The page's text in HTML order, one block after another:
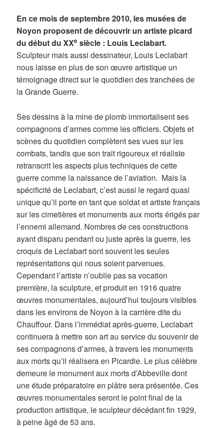
En ce mois de septembre 2010, les musées de
Noyon proposent de découvrir un artiste picard
du début du XXe siècle : Louis Leclabart.
Sculpteur mais aussi dessinateur, Louis Leclabart
nous laisse en plus de son œuvre artistique un
témoignage direct sur le quotidien des tranchées de
la Grande Guerre.
Ses dessins à la mine de plomb immortalisent ses
compagnons d’armes comme les officiers. Objets et
scènes du quotidien complètent ses vues sur les
combats, tandis que son trait rigoureux et réaliste
retranscrit les aspects plus techniques de cette
guerre comme la naissance de l’aviation. Mais la
spécificité de Leclabart, c’est aussi le regard quasi
unique qu’il porte en tant que soldat et artiste français
sur les cimetières et monuments aux morts érigés par
l’ennemi allemand. Nombres de ces constructions
ayant disparu pendant ou juste après la guerre, les
croquis de Leclabart sont souvent les seules
représentations qui nous soient parvenues.
Cependant l’artiste n’oublie pas sa vocation
première, la sculpture, et produit en 1916 quatre
œuvres monumentales, aujourd’hui toujours visibles
dans les environs de Noyon à la carrière dite du
Chauffour. Dans l’immédiat après-guerre, Leclabart
continuera à mettre son art au service du souvenir de
ses compagnons d’armes, à travers les monuments
aux morts qu’il réalisera en Picardie. Le plus célèbre
demeure le monument aux morts d’Abbeville dont
une étude préparatoire en plâtre sera présentée. Ces
œuvres monumentales seront le point final de la
production artistique, le sculpteur décédant fin 1929,
à peine âgé de 53 ans.